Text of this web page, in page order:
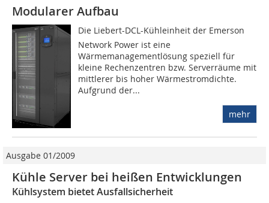
Modularer Aufbau
Die Liebert-DCL-Kühleinheit der Emerson
Network Power ist eine
Wärmemanagementlösung speziell für
kleine Rechenzentren bzw. Serverräume mit
mittlerer bis hoher Wärmestromdichte.
Aufgrund der...
mehr
Ausgabe 01/2009
Kühle Server bei heißen Entwicklungen
Kühlsystem bietet Ausfallsicherheit